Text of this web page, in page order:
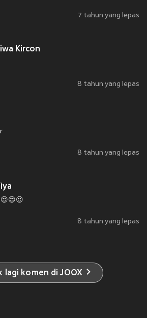
7 tahun yang lepas
Kircon
8 tahun yang lepas
8 tahun yang lepas
8 tahun yang lepas
lagi komen di JOOX